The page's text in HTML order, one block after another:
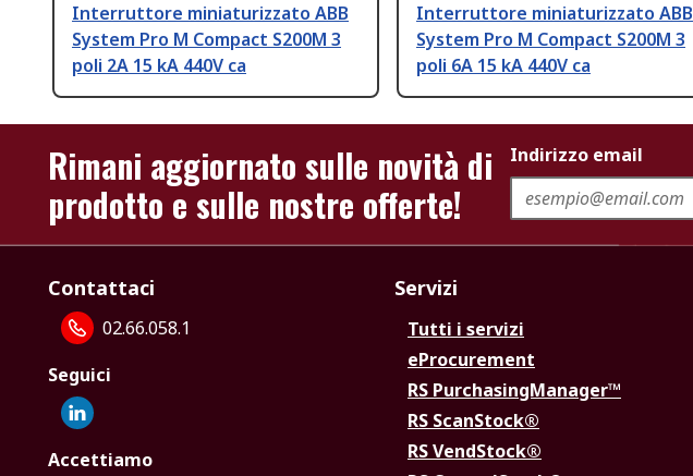
Interruttore miniaturizzato ABB
System Pro M Compact S200M 3
poli 2A 15 kA 440V ca
Interruttore miniaturizzato ABB
System Pro M Compact S200M 3
poli 6A 15 kA 440V ca
Rimani aggiornato sulle novità di
prodotto e sulle nostre offerte!
Indirizzo email
Contattaci
02.66.058.1
Seguici
Accettiamo
Servizi
Tutti i servizi
eProcurement
RS PurchasingManager™
RS ScanStock®
RS VendStock®